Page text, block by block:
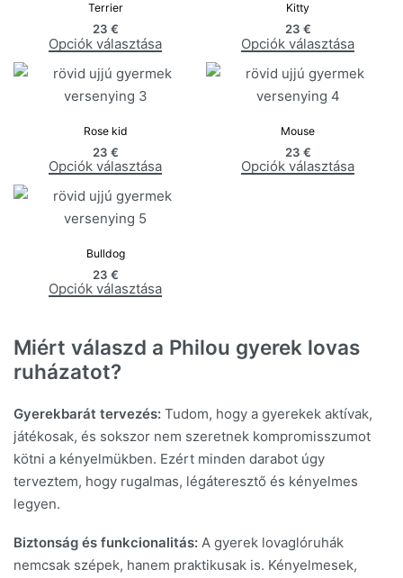
Terrier
23 €
Opciók választása
Kitty
23 €
Opciók választása
Rose kid
23 €
Opciók választása
Mouse
23 €
Opciók választása
Bulldog
23 €
Opciók választása
Miért válaszd a Philou gyerek lovas
ruházatot?
Gyerekbarát tervezés: Tudom, hogy a gyerekek aktívak,
játékosak, és sokszor nem szeretnek kompromisszumot
kötni a kényelmükben. Ezért minden darabot úgy
terveztem, hogy rugalmas, légáteresztő és kényelmes
legyen.
Biztonság és funkcionalitás: A gyerek lovaglóruhák
nemcsak szépek, hanem praktikusak is. Kényelmesek,